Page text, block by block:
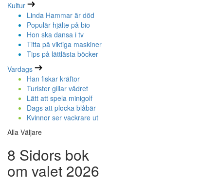
Kultur
Linda Hammar är död
Populär hjälte på bio
Hon ska dansa i tv
Titta på viktiga maskiner
Tips på lättlästa böcker
Vardags
Han fiskar kräftor
Turister gillar vädret
Lätt att spela minigolf
Dags att plocka blåbär
Kvinnor ser vackrare ut
Alla Väljare
8 Sidors bok
om valet 2026